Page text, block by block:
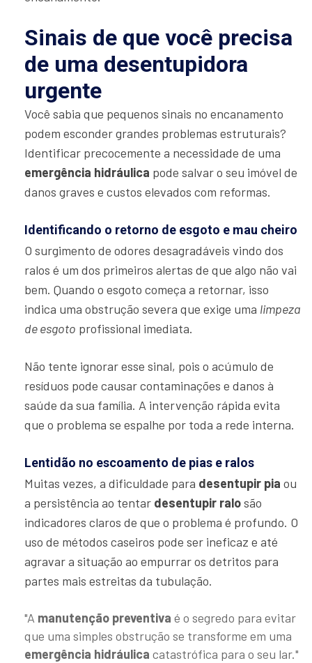
Sinais de que você precisa
de uma desentupidora
urgente
Você sabia que pequenos sinais no encanamento
podem esconder grandes problemas estruturais?
Identificar precocemente a necessidade de uma
emergência hidráulica pode salvar o seu imóvel de
danos graves e custos elevados com reformas.
Identificando o retorno de esgoto e mau cheiro
O surgimento de odores desagradáveis vindo dos
ralos é um dos primeiros alertas de que algo não vai
bem. Quando o esgoto começa a retornar, isso
indica uma obstrução severa que exige uma limpeza
de esgoto profissional imediata.
Não tente ignorar esse sinal, pois o acúmulo de
resíduos pode causar contaminações e danos à
saúde da sua família. A intervenção rápida evita
que o problema se espalhe por toda a rede interna.
Lentidão no escoamento de pias e ralos
Muitas vezes, a dificuldade para desentupir pia ou
a persistência ao tentar desentupir ralosão
indicadores claros de que o problema é profundo. O
uso de métodos caseiros pode ser ineficaz e até
agravar a situação ao empurrar os detritos para
partes mais estreitas da tubulação.
"A manutenção preventiva é o segredo para evitar
que uma simples obstrução se transforme em uma
emergência hidráulica catastrófica para o seu lar."